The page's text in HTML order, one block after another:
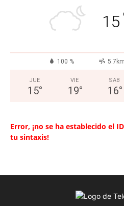
15
100 %
JUE
15°
VIE
19°
SAB
16°
Error, ¡no se ha establecido el
tu sintaxis!